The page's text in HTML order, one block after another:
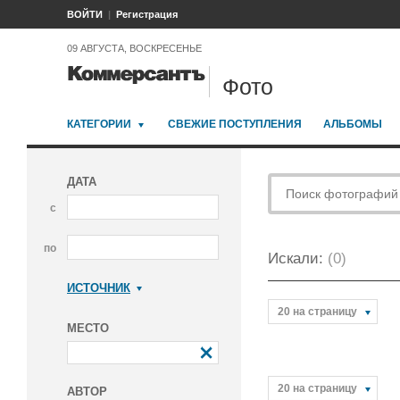
ВОЙТИ Регистрация
09 АВГУСТА, ВОСКРЕСЕНЬЕ
Фото
КАТЕГОРИИ СВЕЖИЕ ПОСТУПЛЕНИЯ АЛЬБОМЫ
ДАТА
с
по
ИСТОЧНИК
МЕСТО
АВТОР
Искали: (0)
20 на страницу
20 на страницу